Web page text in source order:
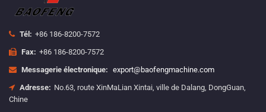
Tél: +86 186-8200-7572
Fax: +86 186-8200-7572
Messagerie électronique: export@baofengmachine.com
Adresse: No.63, route XinMaLian Xintai, ville de Dalang, DongGuan,
Chine